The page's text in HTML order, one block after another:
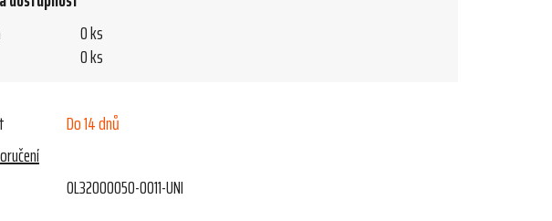
0 ks
0 ks
Do 14 dnů
OL32000050-0011-UNI